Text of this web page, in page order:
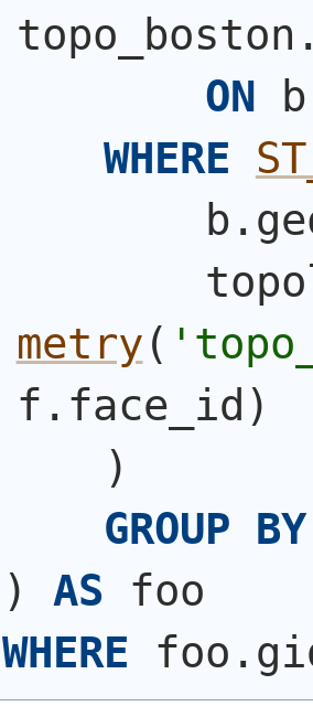
ON
WHERE
metry (
f.face_id )
)
GROUP BY
)
AS foo
WHERE